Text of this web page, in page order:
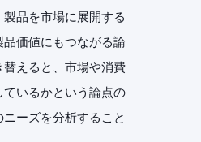
品を市場に展開する
価値にもつながる論
えると、市場や消費
いるかという論点の
ーズを分析すること